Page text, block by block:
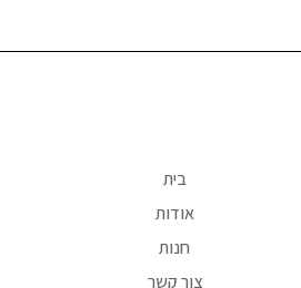
בית
אודות
חנות
צור קשר